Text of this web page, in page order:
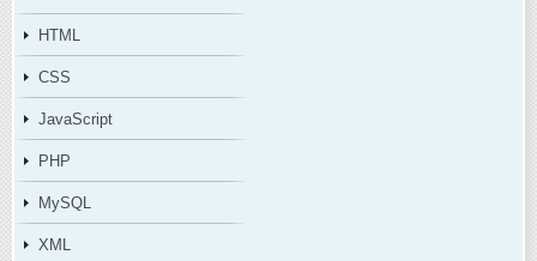
HTML
CSS
JavaScript
PHP
MySQL
XML